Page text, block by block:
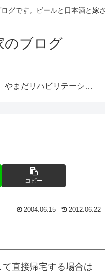
です。ビールと日本酒と嫁
のブログ
やまだリハビリテーションらぼ
コピー
2004.06.15 2012.06.22
直接帰宅する場合は